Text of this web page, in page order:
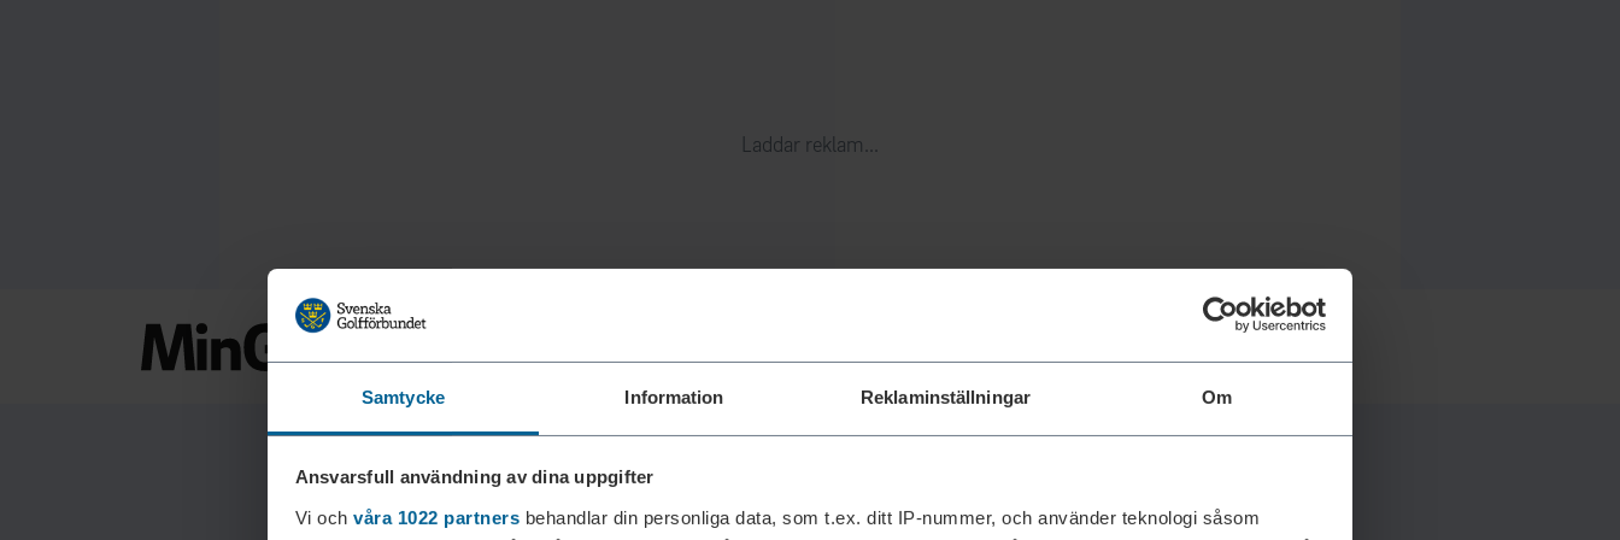
Samtycke Information Reklaminställningar Om
Ansvarsfull användning av dina uppgifter
Vi och våra 1022 partners behandlar din personliga data, som t.ex. ditt IP-nummer, och använder teknologi såsom
Laddar reklam...